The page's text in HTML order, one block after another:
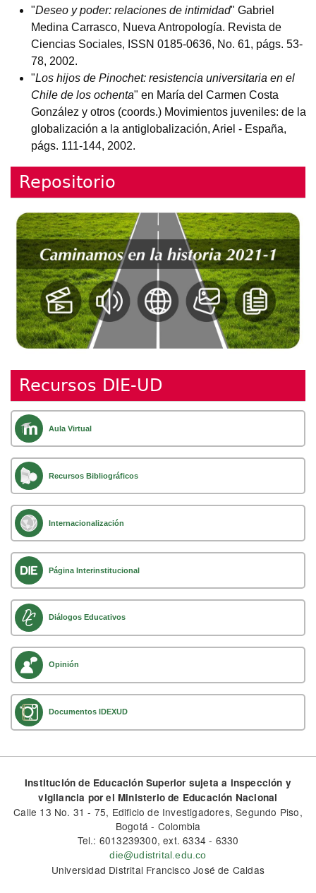
"Deseo y poder: relaciones de intimidad" Gabriel
Medina Carrasco, Nueva Antropología. Revista de
Ciencias Sociales, ISSN 0185-0636, No. 61, págs. 53-
78, 2002.
"Los hijos de Pinochet: resistencia universitaria en el
Chile de los ochenta" en María del Carmen Costa
González y otros (coords.) Movimientos juveniles: de la
globalización a la antiglobalización, Ariel - España,
págs. 111-144, 2002.
Repositorio
Recursos DIE-UD
Aula Virtual
Recursos Bibliográficos
Internacionalización
Página Interinstitucional
Diálogos Educativos
Opinión
Documentos IDEXUD
Institución de Educación Superior sujeta a inspección y
vigilancia por el Ministerio de Educación Nacional
Calle 13 No. 31 - 75, Edificio de Investigadores, Segundo Piso,
Bogotá - Colombia
Tel.: 6013239300, ext. 6334 - 6330
die@udistrital.edu.co
Universidad Distrital Francisco José de Caldas